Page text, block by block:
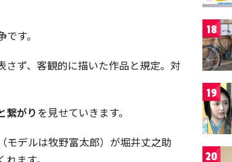
す。
ず、客観的に描いた作品と規定。対
繋がりを見せていきます。
モデルは牧野富太郎）が堀井丈之助
18
19
20